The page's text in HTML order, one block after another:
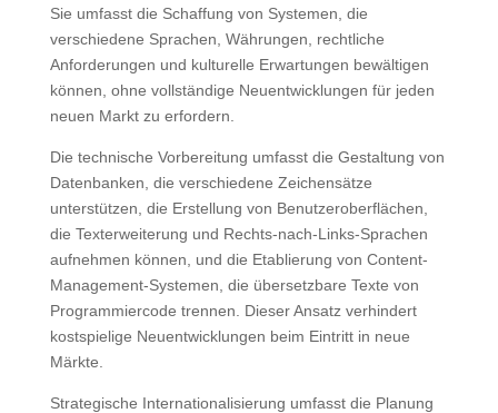
Sie umfasst die Schaffung von Systemen, die
verschiedene Sprachen, Währungen, rechtliche
Anforderungen und kulturelle Erwartungen bewältigen
können, ohne vollständige Neuentwicklungen für jeden
neuen Markt zu erfordern.
Die technische Vorbereitung umfasst die Gestaltung von
Datenbanken, die verschiedene Zeichensätze
unterstützen, die Erstellung von Benutzeroberflächen,
die Texterweiterung und Rechts-nach-Links-Sprachen
aufnehmen können, und die Etablierung von Content-
Management-Systemen, die übersetzbare Texte von
Programmiercode trennen. Dieser Ansatz verhindert
kostspielige Neuentwicklungen beim Eintritt in neue
Märkte.
Strategische Internationalisierung umfasst die Planung